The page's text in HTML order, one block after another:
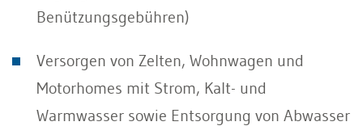
Benützungsgebühren)
Versorgen von Zelten, Wohnwagen und
Motorhomes mit Strom, Kalt- und
Warmwasser sowie Entsorgung von Abwasser